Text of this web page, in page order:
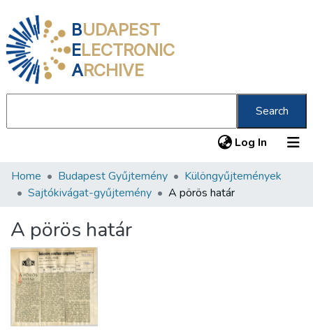
BUDAPEST
ELECTRONIC
ARCHIVE
Search
Log In (current)
Communities & Collections
Statistics
About us
Home Budapest Gyűjtemény
Különgyűjtemények
Sajtókivágat-gyűjtemény
A pörös határ
A pörös határ